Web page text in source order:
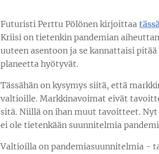
Futuristi Perttu Pölönen kirjoittaa
Kriisi on tietenkin pandemian
uuteen asentoon ja se kannattaisi
planeetta hyötyvät.
Tässähän on kysymys siitä, että
valtioille. Markkinavoimat eivät
sitä. Niillä on ihan muut tavoitteet.
ei ole tietenkään suunnitelmia
Valtioilla on pandemiasuunnitelmia -